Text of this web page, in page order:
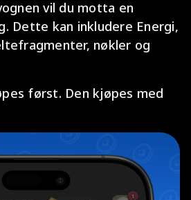
vil du motta en
Dette kan inkludere Energi,
nøkler og
først. Den kjøpes med